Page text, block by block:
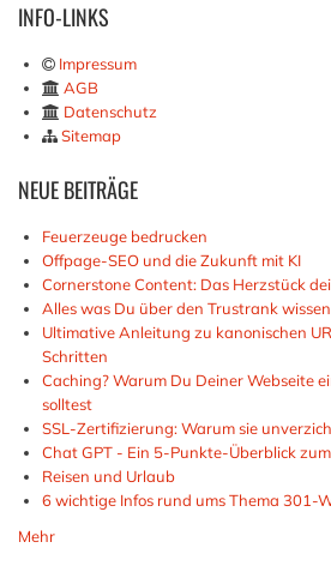
INFO-LINKS
Impressum
AGB
Datenschutz
Sitemap
NEUEBEITRÄGE
Feuerzeuge bedrucken
Offpage-SEO und die Zukunft mit KI
Cornerstone Content: Das Herzstück
Alles was Du über den Trustrank
Ultimative Anleitung zu kanonischen
Schritten
Caching? Warum Du Deiner Webseite
solltest
SSL-Zertifizierung: Warum sie
Chat GPT - Ein 5-Punkte-Überblick
Reisen und Urlaub
6 wichtige Infos rund ums Thema 301-
Mehr